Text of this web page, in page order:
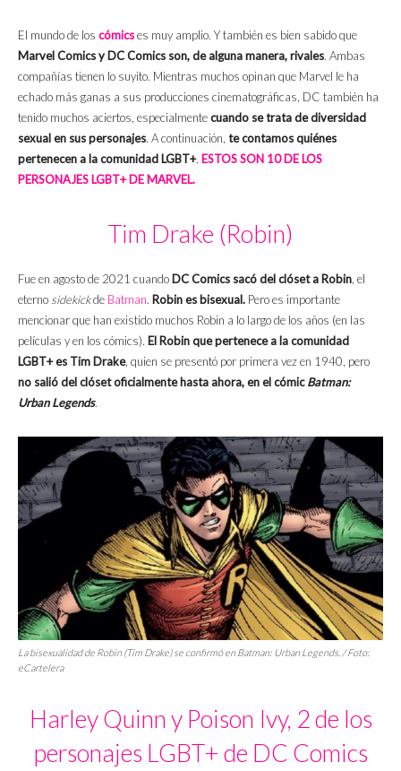
El mundo de los cómicses muy amplio. Y también es bien sabido que
Marvel Comics y DC Comics son, de alguna manera, rivales. Ambas
compañías tienen lo suyito. Mientras muchos opinan que Marvel le ha
echado más ganas a sus producciones cinematográficas, DC también ha
tenido muchos aciertos, especialmentecuando se trata de diversidad
sexual en sus personajes. A continuación, te contamos quiénes
pertenecen a la comunidad LGBT+. ESTOS SON 10 DE LOS
PERSONAJES LGBT+ DE MARVEL.
Tim Drake (Robin)
Fue en agosto de 2021 cuando DC Comics sacó del clóset a Robin, el
eterno sidekickde Batman. Robin es bisexual. Pero es importante
mencionar que han existido muchos Robin a lo largo de los años (en las
películas y en los cómics). El Robin que pertenece a la comunidad
LGBT+ es Tim Drake, quien se presentó por primera vez en 1940, pero
no salió del clóset oficialmente hasta ahora, en el cómicBatman:
Urban Legends.
La bisexualidad de Robin (Tim Drake) se confirmó en Batman: Urban Legends. / Foto:
eCartelera
Harley Quinn y Poison Ivy, 2 de los
personajes LGBT+ de DC Comics